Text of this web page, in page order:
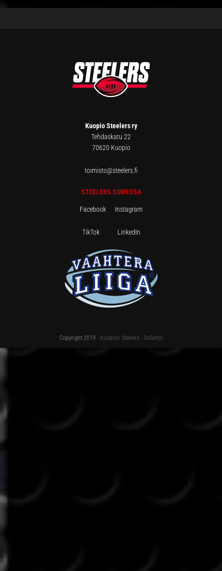
Kuopio Steelers ry
Tehdaskatu 22
70620 Kuopio
toimisto@steelers.fi
STEELERS SOMESSA
Facebook Instagram
TikTok LinkedIn
· Copyright 2019 · Kuopion Steelers · Sollertis ·